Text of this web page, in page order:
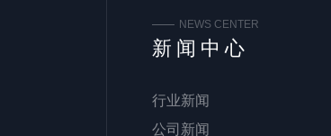
NEWS CENTER
新闻中心
行业新闻
公司新闻